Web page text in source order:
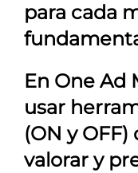
para cada
En One Ad
usar
(ON y
valorar y